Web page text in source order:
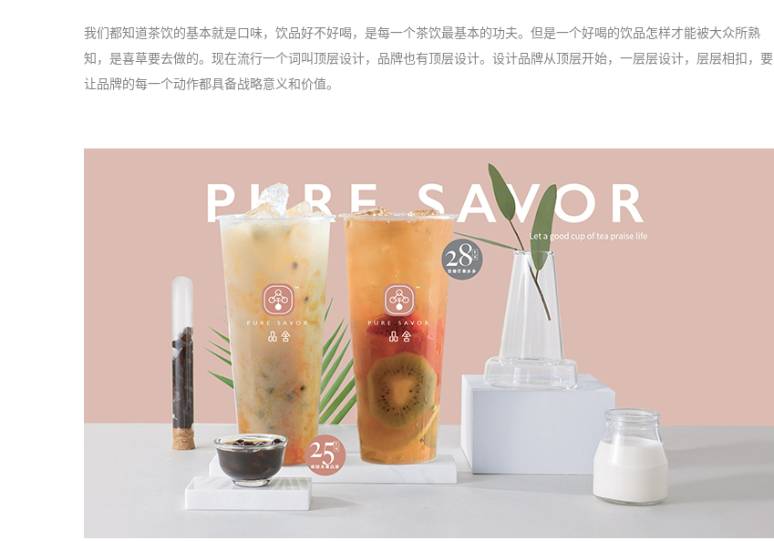
我们都知道茶饮的基本就是口味，饮品好不好喝，是每一个茶饮最基本的功夫。但是一个好喝的饮品怎样才能被大众所熟
知，是喜草要去做的。现在流行一个词叫 顶层设计，品牌也有顶层设计。设计品牌从顶层开始，一层层设计，层层相扣，要
让品牌的每一个动作都具备战略意义和价值。